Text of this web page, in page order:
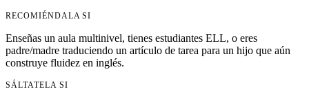
RECOMIÉNDALA SI
Enseñas un aula multinivel, tienes estudiantes ELL, o eres
padre/madre traduciendo un artículo de tarea para un hijo que aún
construye fluidez en inglés.
SÁLTATELA SI